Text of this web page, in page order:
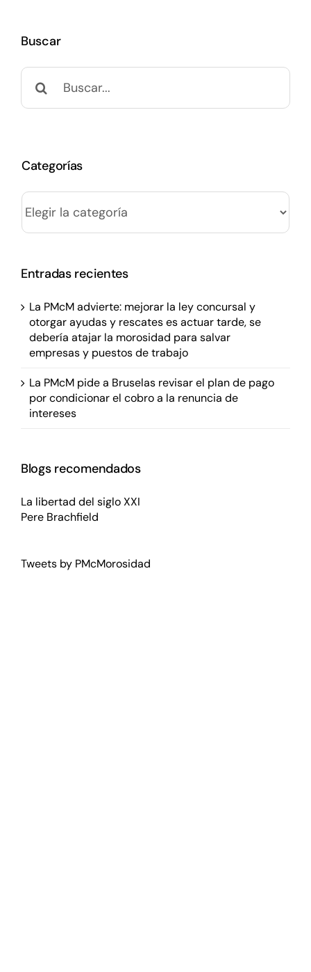
Buscar
Buscar:
Categorías
Categorías
Entradas recientes
La PMcM advierte: mejorar la ley concursal y
otorgar ayudas y rescates es actuar tarde, se
debería atajar la morosidad para salvar
empresas y puestos de trabajo
La PMcM pide a Bruselas revisar el plan de pago
por condicionar el cobro a la renuncia de
intereses
Blogs recomendados
La libertad del siglo XXI
Pere Brachfield
Tweets by PMcMorosidad